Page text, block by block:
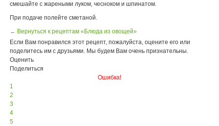
смешайте с жареными луком, чесноком и шпинатом.
При подаче полейте сметаной.
← Вернуться к рецептам «Блюда из овощей»
Если Вам понравился этот рецепт, пожалуйста, оцените его или
поделитесь им с друзьями. Мы будем Вам очень признательны.
Оценить
Поделиться
Ошибка!
1
2
3
4
5